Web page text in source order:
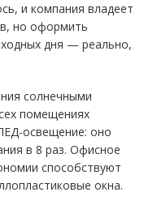
и компания владеет
но оформить
дня — реально,
солнечными
помещениях
освещение: оно
в 8 раз. Офисное
способствуют
окна.